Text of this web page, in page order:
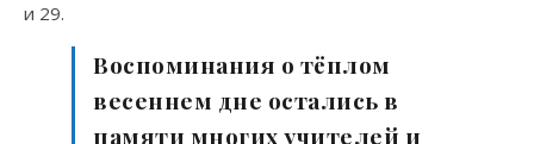
и 29.
Воспоминания о тёплом
весеннем дне остались в
памяти многих учителей и